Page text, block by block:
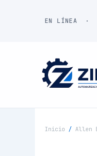
EN LÍNEA ·
Inicio / Allen